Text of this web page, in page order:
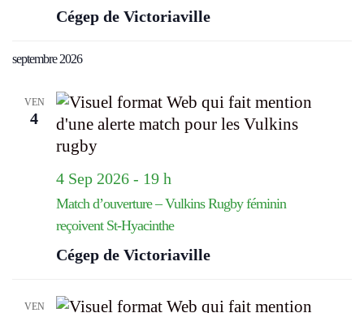
Cégep de Victoriaville
septembre 2026
VEN
4
4 Sep 2026 - 19 h
Match d’ouverture – Vulkins Rugby féminin
reçoivent St-Hyacinthe
Cégep de Victoriaville
VEN